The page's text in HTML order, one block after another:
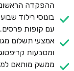
ההפקדה
בונוסי רילוד
עם קופות פרסים.
אמצעי תשלום
ומטבעות
ממשק מותאם